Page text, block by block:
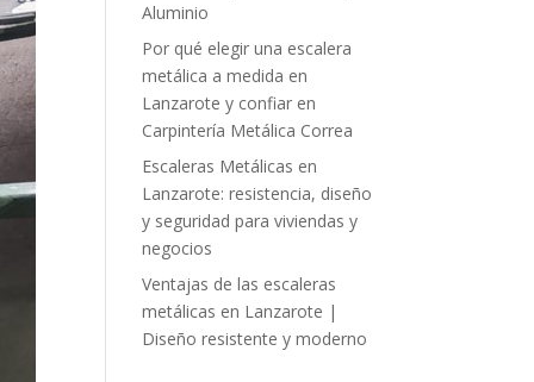
Aluminio
Por qué elegir una escalera
metálica a medida en
Lanzarote y confiar en
Carpintería Metálica Correa
Escaleras Metálicas en
Lanzarote: resistencia, diseño
y seguridad para viviendas y
negocios
Ventajas de las escaleras
metálicas en Lanzarote |
Diseño resistente y moderno